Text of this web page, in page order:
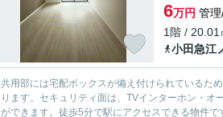
6万円 管
1階 / 20.01
小田急江
共用部には宅配ボックスが備え付けられているた
ります。セキュリティ面は、TVインターホン・
ができます。徒歩5分で駅にアクセスできる物件